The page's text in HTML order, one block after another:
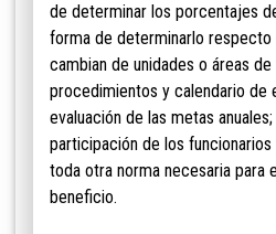
de determinar los porcentajes
forma de determinarlo respecto
cambian de unidades o áreas
procedimientos y calendario de
evaluación de las metas
participación de los
toda otra norma necesaria para
beneficio.